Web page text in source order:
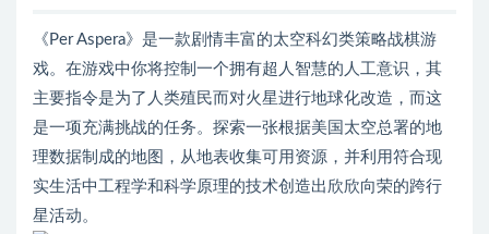
《Per Aspera》是一款剧情丰富的太空科幻类策略战棋游
戏。在游戏中你将控制一个拥有超人智慧的人工意识，其
主要指令是为了人类殖民而对火星进行地球化改造，而这
是一项充满挑战的任务。探索一张根据美国太空总署的地
理数据制成的地图，从地表收集可用资源，并利用符合现
实生活中工程学和科学原理的技术创造出欣欣向荣的跨行
星活动。